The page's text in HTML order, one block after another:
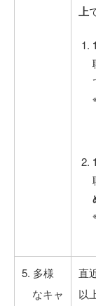
上
5. 多様
なキャ
直
以